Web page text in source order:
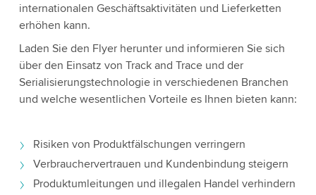
internationalen Geschäftsaktivitäten und Lieferketten
erhöhen kann.
Laden Sie den Flyer herunter und informieren Sie sich
über den Einsatz von Track and Trace und der
Serialisierungstechnologie in verschiedenen Branchen
und welche wesentlichen Vorteile es Ihnen bieten kann:
Risiken von Produktfälschungen verringern
Verbrauchervertrauen und Kundenbindung steigern
Produktumleitungen und illegalen Handel verhindern